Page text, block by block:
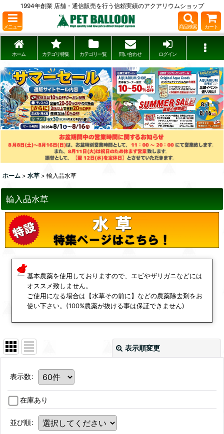
1994年創業 店舗・通信販売を行う信頼実績のアクアリウムショップ
メニュー 商品検索 カート
ホーム カテゴリ特集 カテゴリ一覧 問い合わせ ログイン
ホーム > 水草 > 輸入品水草
輸入品水草
基本農薬を使用しておりますので、エビやザリガニなどには
オススメ致しません。
ご使用になる場合は【水草その前に】などの農薬除去剤をお
使い下さい。(100%農薬が抜ける事は保証できません)
表示順変更
表示数:
在庫あり
並び順: